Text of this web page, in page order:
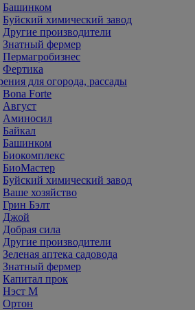
Башинком
Буйский химический завод
Другие производители
Знатный фермер
Пермагробизнес
Фертика
для огорода, рассады
Bona Forte
Август
Аминосил
Байкал
Башинком
Биокомплекс
БиоМастер
Буйский химический завод
Ваше хозяйство
Грин Бэлт
Джой
Добрая сила
Другие производители
Зеленая аптека садовода
Знатный фермер
Капитал прок
Нэст М
Ортон